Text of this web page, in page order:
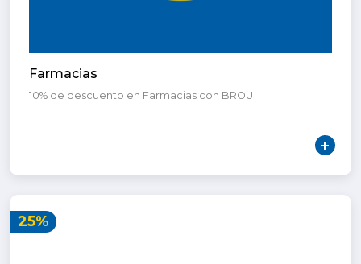
Farmacias
10% de descuento en Farmacias con BROU
25%